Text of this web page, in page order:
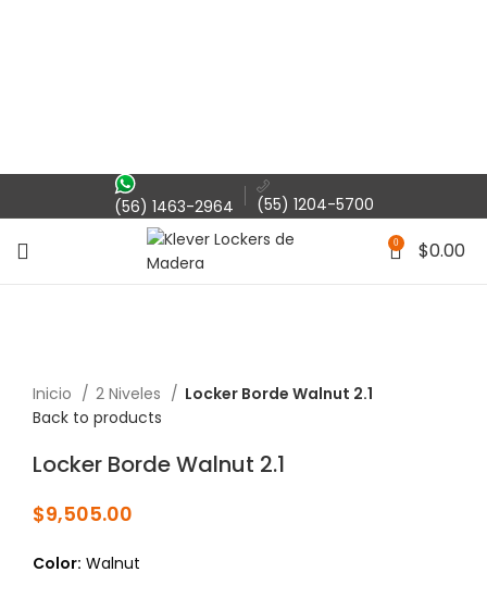
(56) 1463-2964 (55) 1204-5700
0 $0.00
Inicio 2 Niveles
Locker Borde Walnut 2.1
Back to products
Locker Borde Walnut 2.1
$9,505.00
Color: Walnut